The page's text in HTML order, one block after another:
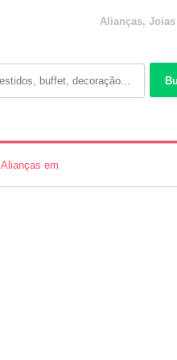
Alianças,
Alianças em